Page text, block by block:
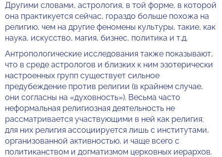
Другими словами, астрология, в той форме, в которой
она практикуется сейчас, гораздо больше похожа на
религию, чем на другие феномены культуры, такие, как
наука, искусство, магия, бизнес, политика и т.д.
Антропологические исследования также показывают,
что в среде астрологов и близких к ним эзотерически
настроенных групп существует сильное
предубеждение против религии (в крайнем случае,
они согласны на «духовность»). Весьма часто
неформальная религиозная деятельность не
рассматривается участвующими в ней как религия;
для них религия ассоциируется лишь с институтами,
организованной активностью, и чаще всего с
политиканством и догматизмом церковных иерархов.